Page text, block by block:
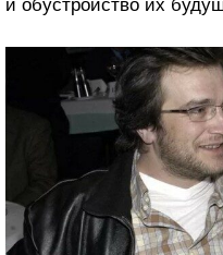
и обустройство их